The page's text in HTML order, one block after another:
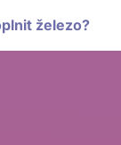
železo?